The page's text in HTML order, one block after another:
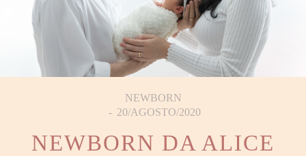
NEWBORN
20/AGOSTO/2020
NEWBORN DA ALICE